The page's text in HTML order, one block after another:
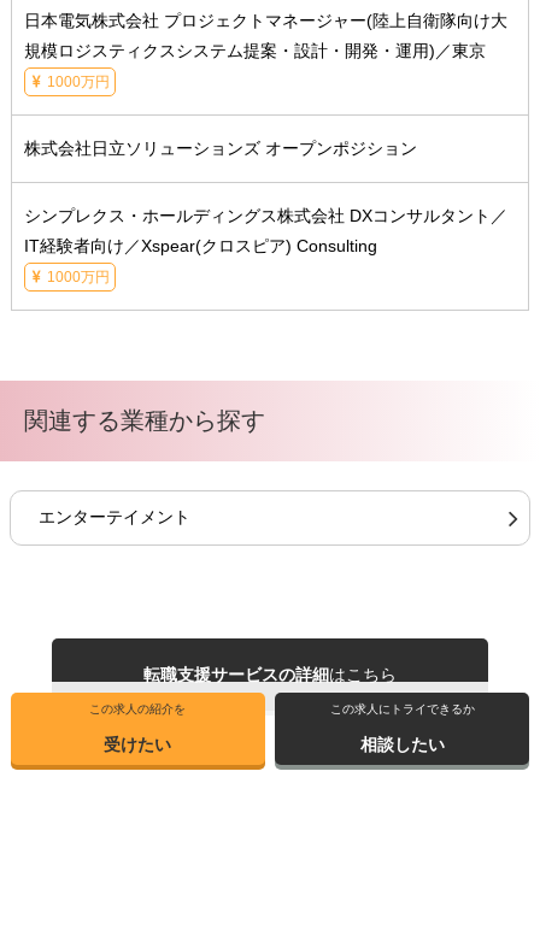
この求人の紹介を
受けたい
この求人にトライできるか
相談したい
日本電気株式会社 プロジェクトマネージャー(陸上自衛隊向け大
規模ロジスティクスシステム提案・設計・開発・運用)／東京
1000万円
株式会社日立ソリューションズ オープンポジション
シンプレクス・ホールディングス株式会社 DXコンサルタント／
IT経験者向け／Xspear(クロスピア) Consulting
1000万円
関連する業種から探す
エンターテイメント
転職支援サービスの詳細はこちら